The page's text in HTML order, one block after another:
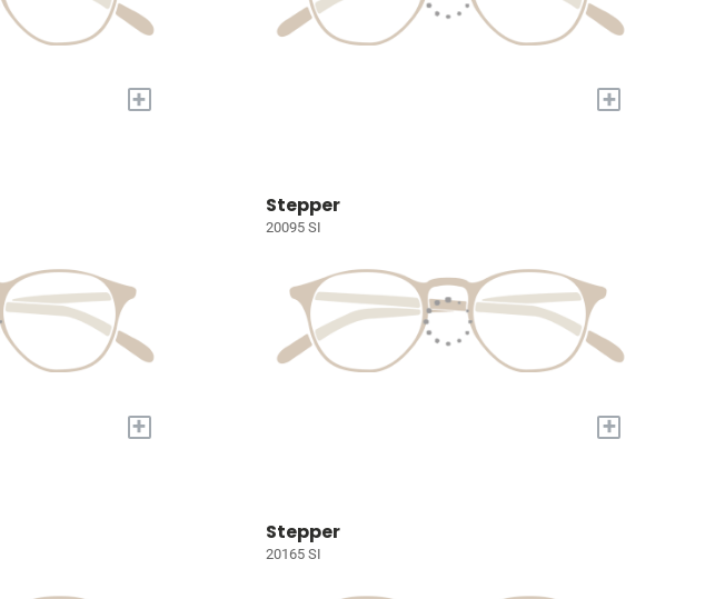
+ +
+
Stepper
20095 SI
+
Stepper
20165 SI